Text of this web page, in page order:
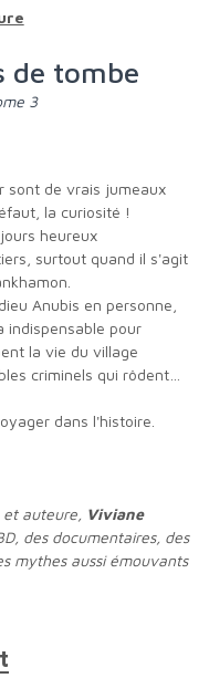
de tombe
3
la curiosité !
heureux
surtout quand il s'agit
indispensable pour
la vie du village
criminels qui rôdent…
dans l'histoire.
auteure, Viviane
des documentaires, des
mythes aussi émouvants